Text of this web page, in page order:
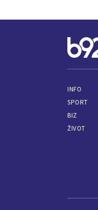
INFO
SPORT
BIZ
ŽIVOT